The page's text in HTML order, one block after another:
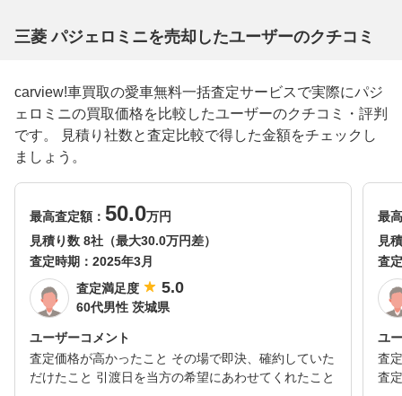
三菱 パジェロミニを売却したユーザーのクチコミ
carview!車買取の愛車無料一括査定サービスで実際にパジ
ェロミニの買取価格を比較したユーザーのクチコミ・評判
です。 見積り社数と査定比較で得した金額をチェックし
ましょう。
最高査定額： 50.0万円
見積り数 8社（最大30.0万円差）
査定時期： 2025年3月
査定満足度
5.0
60代男性 茨城県
ユーザーコメント
査定価格が高かったこと その場で即決、確約していた
だけたこと 引渡日を当方の希望にあわせてくれたこと
最
見
査
ユ
査
査